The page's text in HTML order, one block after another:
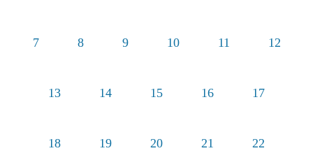
7 8 9 10 11 12
13 14 15 16 17
18 19 20 21 22